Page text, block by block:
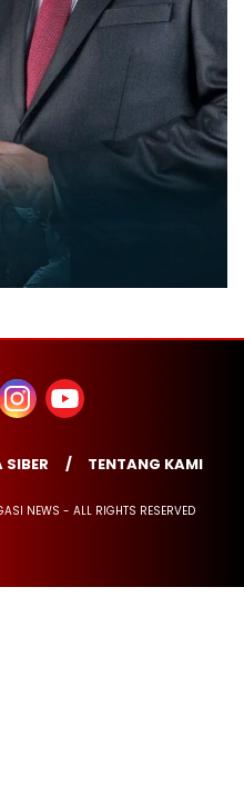
TENTANG KAMI
NEWS - ALL RIGHTS RESERVED